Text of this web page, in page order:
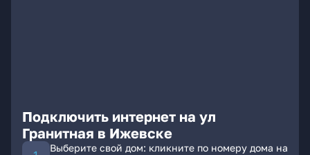
Подключить интернет на ул
Гранитная в Ижевске
Выберите свой дом: кликните по номеру дома на